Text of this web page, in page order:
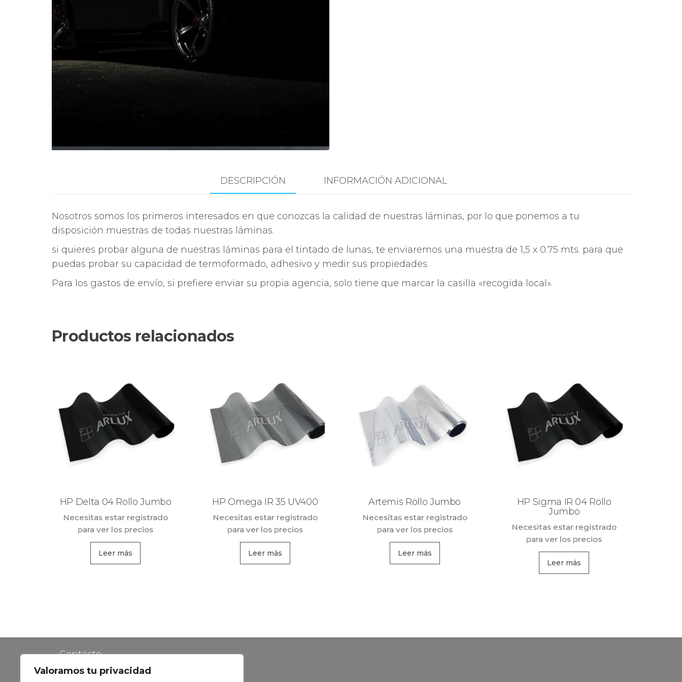
Valoramos tu privacidad
DESCRIPCIÓN INFORMACIÓN ADICIONAL
Nosotros somos los primeros interesados en que conozcas la calidad de nuestras láminas, por lo que ponemos a tu
disposición muestras de todas nuestras láminas.
si quieres probar alguna de nuestras láminas para el tintado de lunas, te enviaremos una muestra de 1,5 x 0.75 mts. para que
puedas probar su capacidad de termoformado, adhesivo y medir sus propiedades.
Para los gastos de envío, si prefiere enviar su propia agencia, solo tiene que marcar la casilla «recogida local».
Productos relacionados
HP Delta 04 Rollo Jumbo
Necesitas estar registrado
para ver los precios
Leer más
HP Omega IR 35 UV400
Necesitas estar registrado
para ver los precios
Leer más
Artemis Rollo Jumbo
Necesitas estar registrado
para ver los precios
Leer más
HP Sigma IR 04 Rollo
Jumbo
Necesitas estar registrado
para ver los precios
Leer más
Contacto
Política de Privacidad